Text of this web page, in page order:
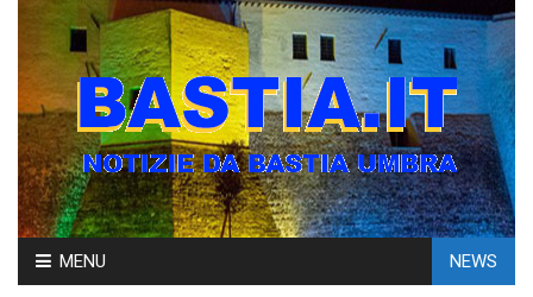
Skip
to
MENU NEWS